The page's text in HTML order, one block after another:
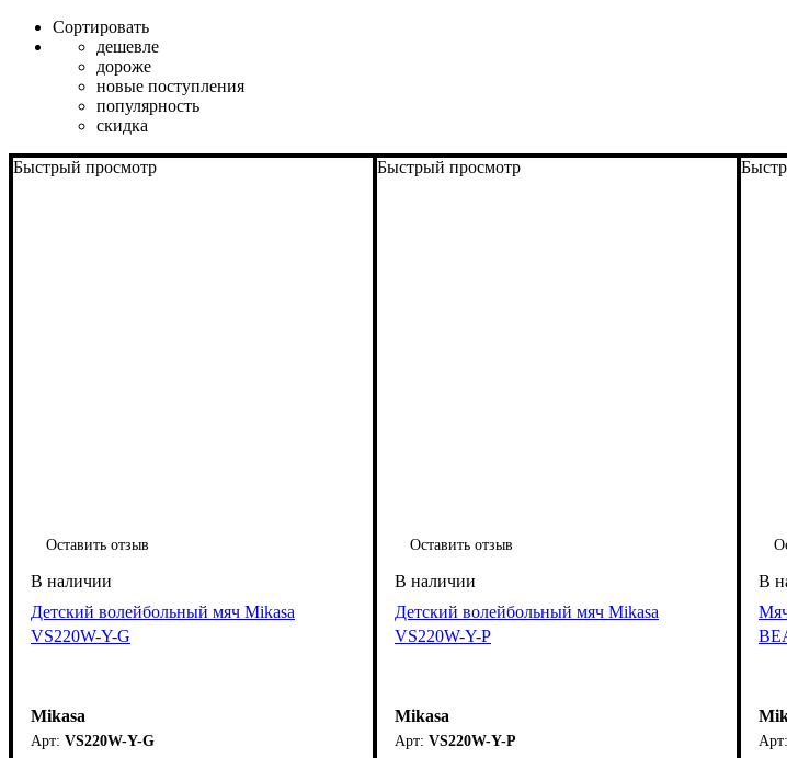
Сортировать
дешевле
дороже
новые поступления
популярность
скидка
Быстрый просмотр
Оставить отзыв
Детский волейбольный мяч Mikasa
VS220W-Y-G
Mikasa
VS220W-Y-G
Быстрый просмотр
Оставить отзыв
Детский волейбольный мяч Mikasa
VS220W-Y-P
Mikasa
VS220W-Y-P